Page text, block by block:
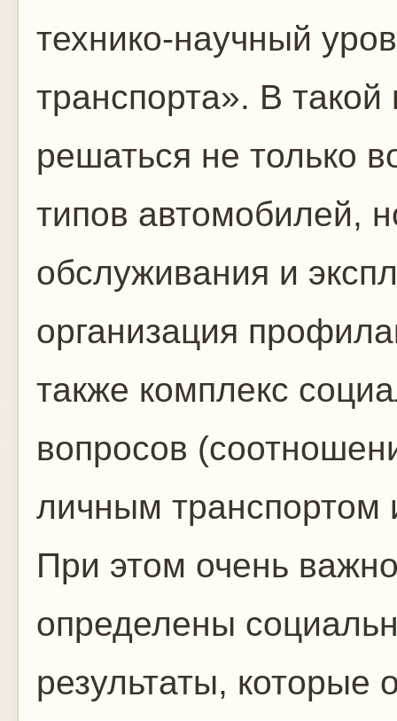
технико-научный
транспорта». В
решаться не только
типов автомобилей,
обслуживания и
организация
также комплекс
вопросов
личным транспортом
При этом очень
определены
результаты, которые